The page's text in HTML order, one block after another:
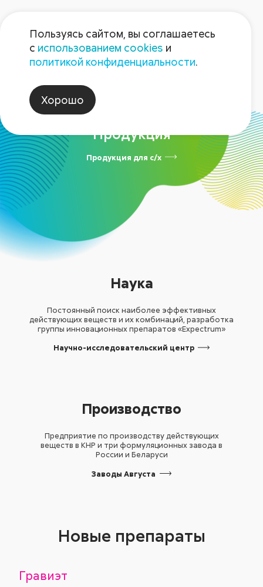
Продукция
Продукция для с/х
Наука
Постоянный поиск наиболее эффективных
действующих веществ и их комбинаций, разработка
группы инновационных препаратов «Expectrum»
Научно-исследовательский центр
Производство
Предприятие по производству действующих
веществ в КНР и три формуляционных завода в
России и Беларуси
Заводы Августа
Новые препараты
Гравиэт
Пользуясь сайтом, вы соглашаетесь
с использованием cookies и
политикой конфиденциальности.
Хорошо